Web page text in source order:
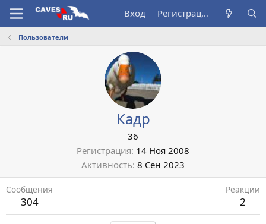
Вход Регистрация
Пользователи
Кадр
36
Регистрация 14 Ноя 2008
Активность 8 Сен 2023
Сообщения
304
Реакции
2